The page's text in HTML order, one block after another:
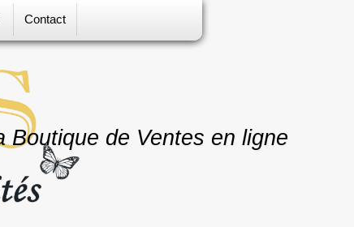
Contact
Boutique de Ventes en ligne